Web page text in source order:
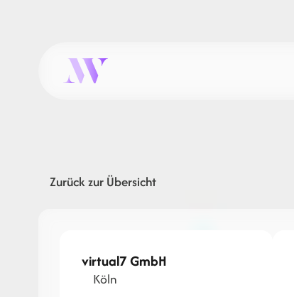
Zurück zur Übersicht
virtual7 GmbH
Köln